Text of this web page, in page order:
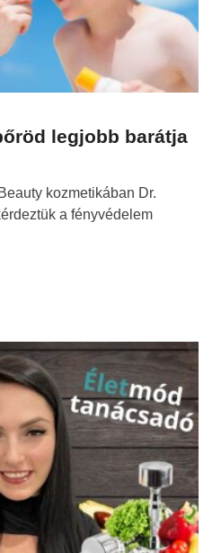
legjobb barátja
kozmetikában Dr.
a fényvédelem